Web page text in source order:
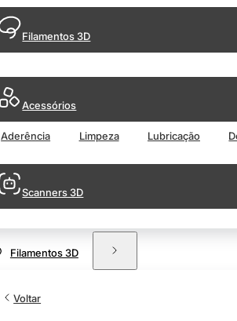
Filamentos 3D
Acessórios
Aderência Limpeza Lubricação
Scanners 3D
Filamentos 3D
Voltar